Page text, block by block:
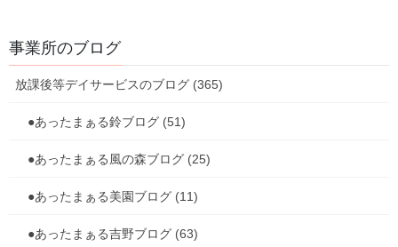
事業所のブログ
放課後等デイサービスのブログ (365)
●あったまぁる鈴ブログ (51)
●あったまぁる風の森ブログ (25)
●あったまぁる美園ブログ (11)
●あったまぁる吉野ブログ (63)